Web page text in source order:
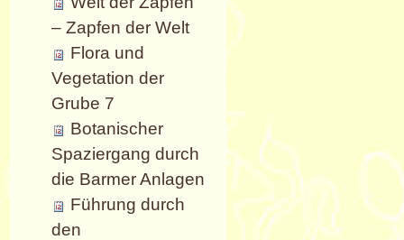
– Zapfen der Welt
Flora und
Vegetation der
Grube 7
Botanischer
Spaziergang durch
die Barmer Anlagen
Führung durch
den